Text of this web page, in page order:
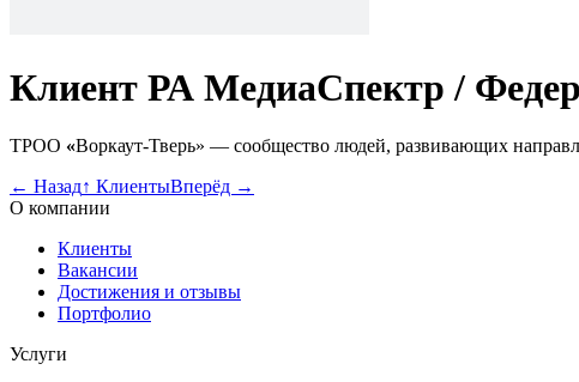
Клиент РА МедиаСпектр /
ТРОО «Воркаут-Тверь» — сообщество людей, развивающих
← Назад↑ КлиентыВперёд →
О компании
Клиенты
Вакансии
Достижения и отзывы
Портфолио
Услуги